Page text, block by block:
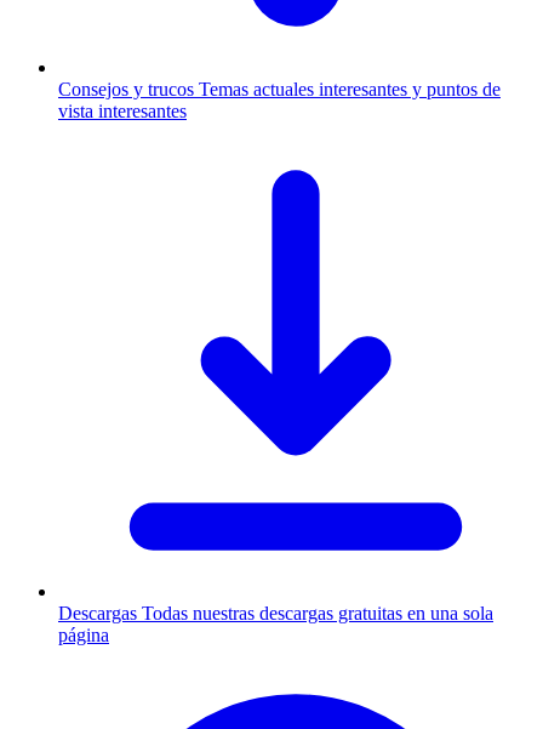
Consejos y trucos Temas actuales interesantes y puntos de
vista interesantes
Descargas Todas nuestras descargas gratuitas en una sola
página